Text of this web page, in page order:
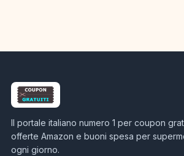
Il portale italiano numero 1 per coupon
offerte Amazon e buoni spesa per
ogni giorno.